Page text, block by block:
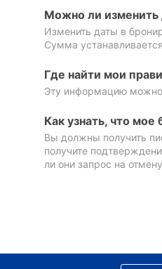
Можно ли изменить
Изменить даты в
Сумма
Где найти мои
Эту информацию можно
Как узнать, что
Вы должны получить
получите
ли они запрос на